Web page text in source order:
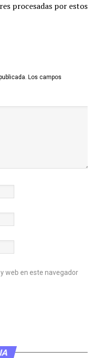
procesadas por estos
Los campos
web en este navegador